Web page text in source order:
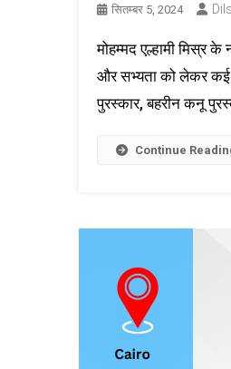
सितम्बर 5, 2024
मोहम्मद एल्हामी मिस्र
और सभ्यता को लेकर कई
पुरस्कार, बहरीन कनू
Continue